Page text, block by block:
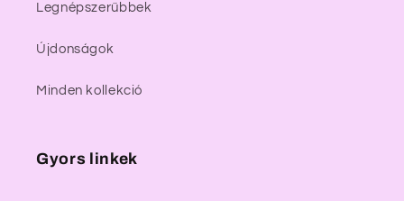
Legnépszerűbbek
Újdonságok
Minden kollekció
Gyors linkek